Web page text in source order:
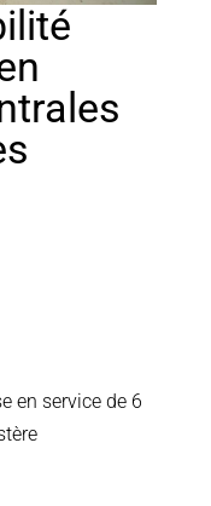
en service de 6